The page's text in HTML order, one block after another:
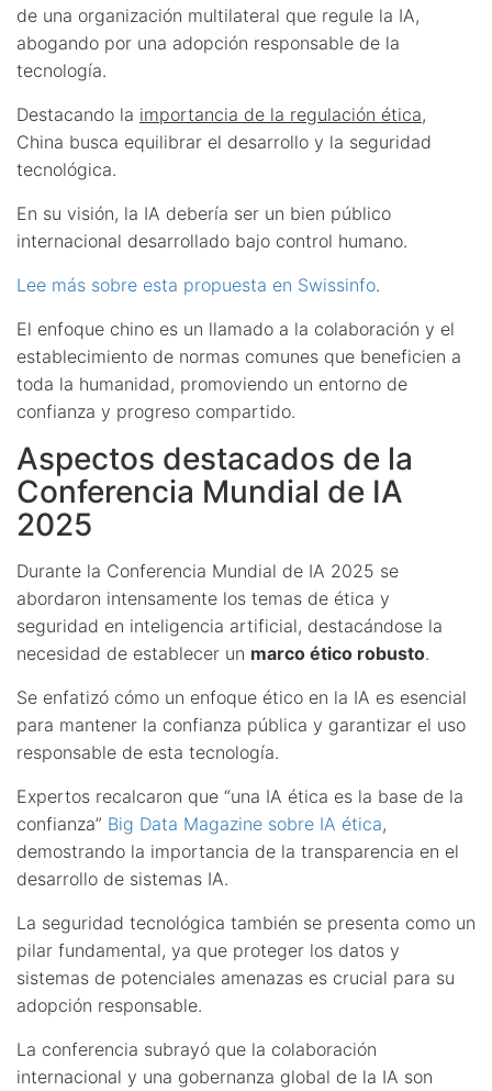
de una organización multilateral que regule la IA,
abogando por una adopción responsable de la
tecnología.
Destacando la importancia de la regulación ética,
China busca equilibrar el desarrollo y la seguridad
tecnológica.
En su visión, la IA debería ser un bien público
internacional desarrollado bajo control humano.
Lee más sobre esta propuesta en Swissinfo.
El enfoque chino es un llamado a la colaboración y el
establecimiento de normas comunes que beneficien a
toda la humanidad, promoviendo un entorno de
confianza y progreso compartido.
Aspectos destacados de la
Conferencia Mundial de IA
2025
Durante la Conferencia Mundial de IA 2025 se
abordaron intensamente los temas de ética y
seguridad en inteligencia artificial, destacándose la
necesidad de establecer un marco ético robusto.
Se enfatizó cómo un enfoque ético en la IA es esencial
para mantener la confianza pública y garantizar el uso
responsable de esta tecnología.
Expertos recalcaron que “una IA ética es la base de la
confianza” Big Data Magazine sobre IA ética,
demostrando la importancia de la transparencia en el
desarrollo de sistemas IA.
La seguridad tecnológica también se presenta como un
pilar fundamental, ya que proteger los datos y
sistemas de potenciales amenazas es crucial para su
adopción responsable.
La conferencia subrayó que la colaboración
internacional y una gobernanza global de la IA son